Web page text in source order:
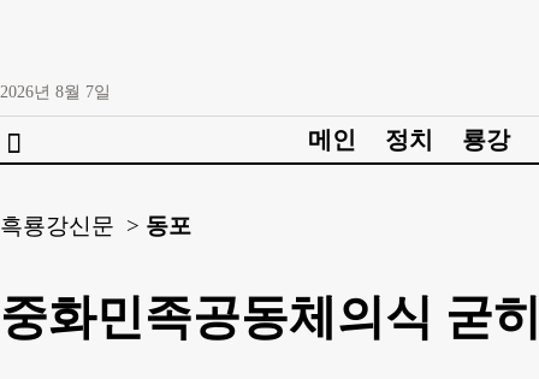
2026년 8월 7일
 메인 정치 룡강
흑룡강신문 > 동포
중화민족공동체의식 굳